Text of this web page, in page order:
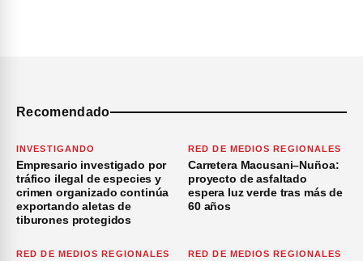
Recomendado
INVESTIGANDO
Empresario investigado por
tráfico ilegal de especies y
crimen organizado continúa
exportando aletas de
tiburones protegidos
RED DE MEDIOS REGIONALES
Carretera Macusani–Nuñoa:
proyecto de asfaltado
espera luz verde tras más de
60 años
RED DE MEDIOS REGIONALES RED DE MEDIOS REGIONALES